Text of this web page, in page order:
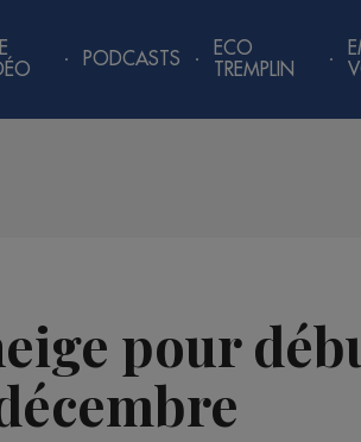
PODCASTS
ECO
TREMPLIN
pour